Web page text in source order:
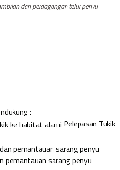
dan perdagangan telur penyu
:
Pelepasan Tukik
pemantauan sarang penyu